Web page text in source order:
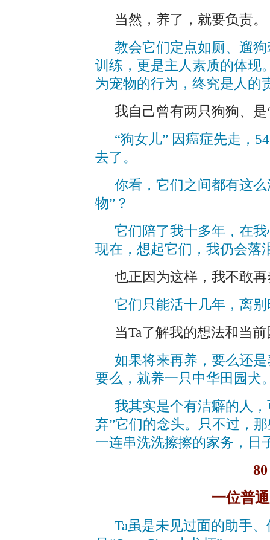
当然，养了，就要负责。
教会它们定点如厕、遛
训练，更是主人素质的体现
为宠物的行为，终究是人的
我自己曾有两只狗狗、
“狗女儿” 因癌症先走，
去了。
你看，它们之间都有这
物”？
它们陪了我十多年，在
现在，想起它们，我仍会落
也正因为这样，我不敢
它们只能活十几年，离
当Ta了解我的想法和当
如果将来再养，要么还
要么，就养一只中华田园犬
我其实是个有洁癖的人
弃”它们的念头。只不过，
一连串洗洗擦擦的家务，日
一位普
Ta虽是未见过面的助手